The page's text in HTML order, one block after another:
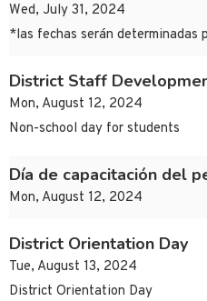
Wed, July 31, 2024
*las fechas serán determinadas
District Staff
Mon, August 12, 2024
Non-school day for students
Día de capacitación del
Mon, August 12, 2024
District Orientation Day
Tue, August 13, 2024
District Orientation Day